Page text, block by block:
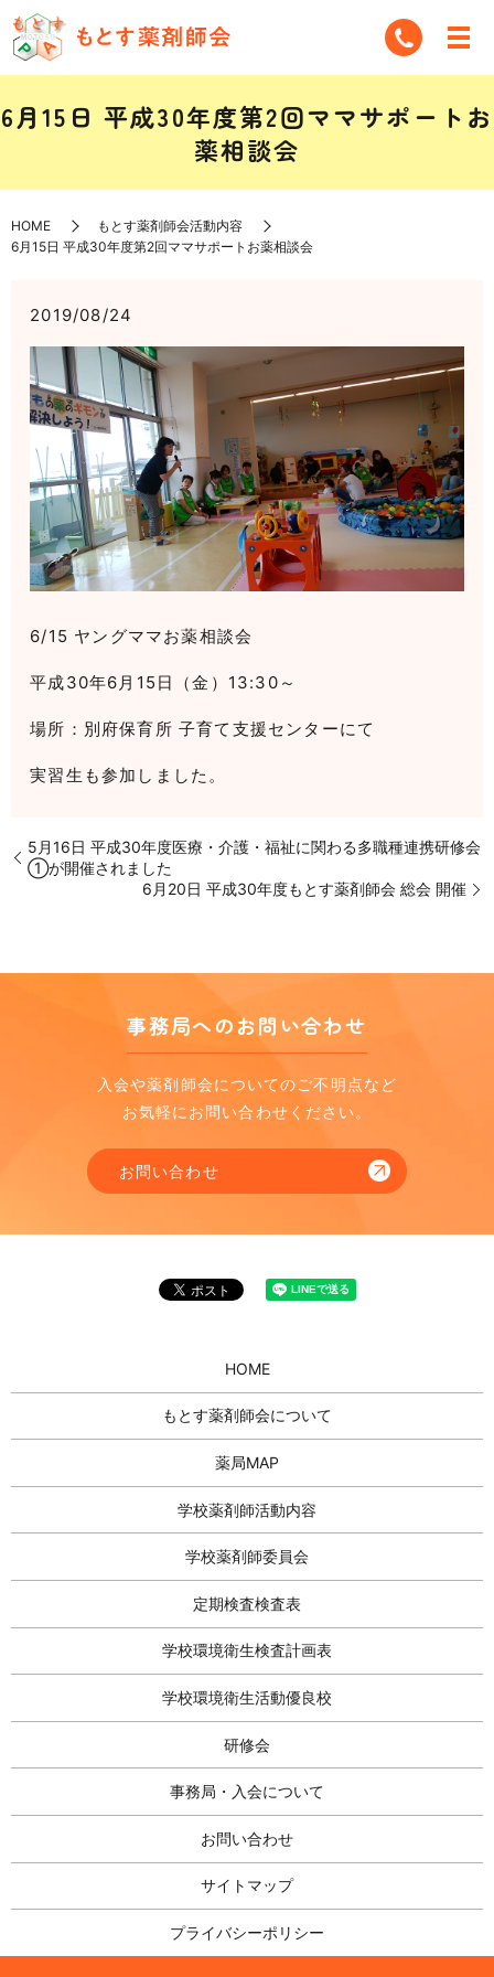
6月15日 平成30年度第2回ママサポートお
薬相談会
HOME
もとす薬剤師会活動内容
6月15日 平成30年度第2回ママサポートお薬相談会
2019/08/24
6/15 ヤングママお薬相談会
平成30年6月15日（金）13:30～
場所：別府保育所 子育て支援センターにて
実習生も参加しました。
5月16日 平成30年度医療・介護・福祉に関わる多職種連携研修会
①が開催されました
6月20日 平成30年度もとす薬剤師会 総会 開催
事務局へのお問い合わせ
入会や薬剤師会についてのご不明点など
お気軽にお問い合わせください。
お問い合わせ
HOME
もとす薬剤師会について
薬局MAP
学校薬剤師活動内容
学校薬剤師委員会
定期検査検査表
学校環境衛生検査計画表
学校環境衛生活動優良校
研修会
事務局・入会について
お問い合わせ
サイトマップ
プライバシーポリシー